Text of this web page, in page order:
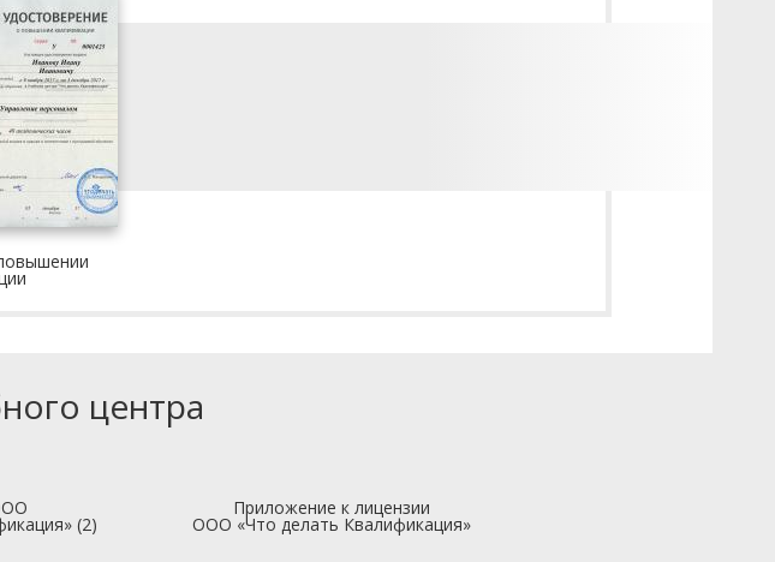
центра
(2)
Приложение к лицензии
ООО «Что делать Квалификация»